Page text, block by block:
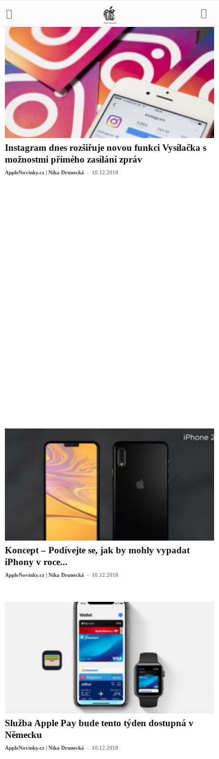
Instagram dnes rozšiřuje novou funkci Vysílačka s
možnostmi přímého zasílání zpráv
AppleNovinky.cz | Nika Drunecká - 10.12.2018
Koncept – Podívejte se, jak by mohly vypadat
iPhony v roce...
AppleNovinky.cz | Nika Drunecká - 10.12.2018
Služba Apple Pay bude tento týden dostupná v
Německu
AppleNovinky.cz | Nika Drunecká - 10.12.2018